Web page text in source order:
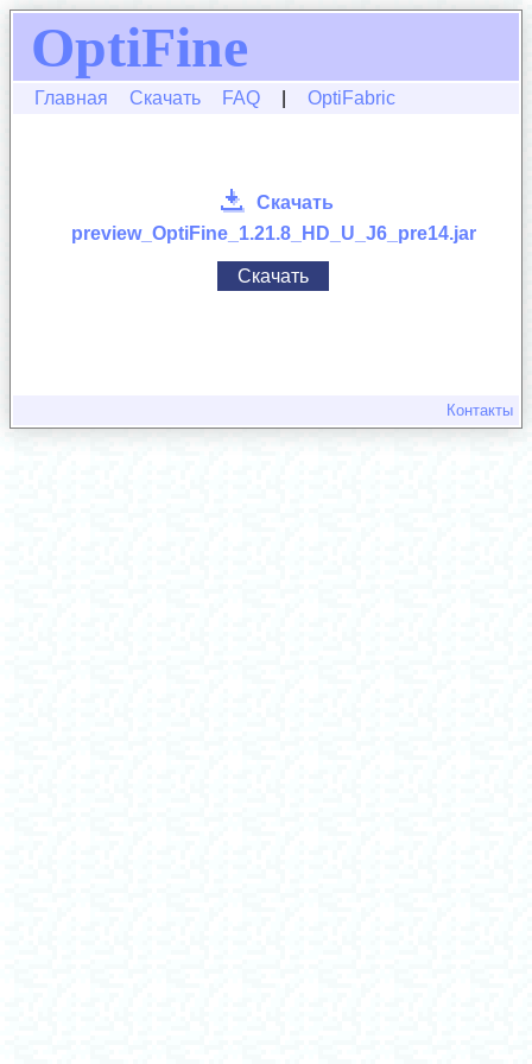
OptiFine
Главная Скачать FAQ OptiFabric
Скачать
preview_OptiFine_1.21.8_HD_U_J6_pre14.jar
Скачать
Контакты